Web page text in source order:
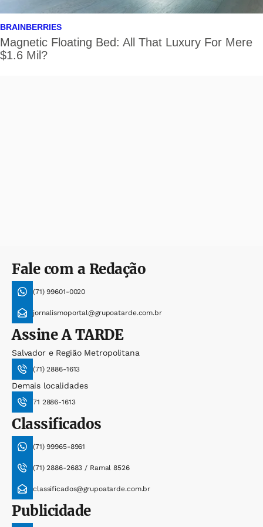
Fale com a Redação
(71) 99601-0020
jornalismoportal@grupoatarde.com.br
AssineA TARDE
Salvador e Região Metropolitana
(71) 2886-1613
Demais localidades
71 2886-1613
Classificados
(71) 99965-8961
(71) 2886-2683 / Ramal 8526
classificados@grupoatarde.com.br
Publicidade